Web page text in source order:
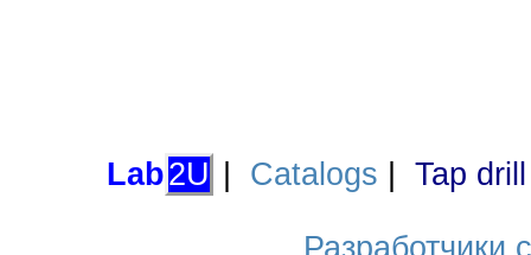
Lab2U Catalogs Tap
Разработчики